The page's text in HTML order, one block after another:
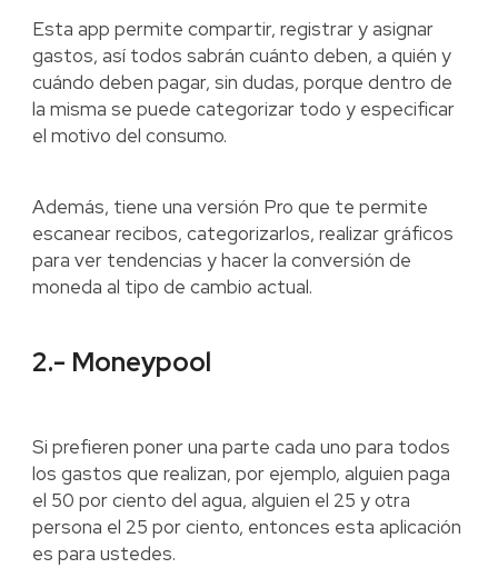
Esta app permite compartir, registrar y asignar
gastos, así todos sabrán cuánto deben, a quién y
cuándo deben pagar, sin dudas, porque dentro de
la misma se puede categorizar todo y especificar
el motivo del consumo.
Además, tiene una versión Pro que te permite
escanear recibos, categorizarlos, realizar gráficos
para ver tendencias y hacer la conversión de
moneda al tipo de cambio actual.
2.- Moneypool
Si prefieren poner una parte cada uno para todos
los gastos que realizan, por ejemplo, alguien paga
el 50 por ciento del agua, alguien el 25 y otra
persona el 25 por ciento, entonces esta aplicación
es para ustedes.